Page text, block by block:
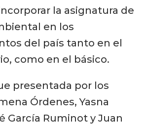
la asignatura de
en los
del país tanto en el
como en el básico.
presentada por los
Órdenes, Yasna
García Ruminot y Juan